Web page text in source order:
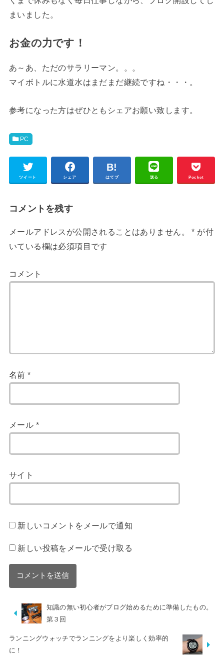
まいました。
お金の力です！
あ～あ、ただのサラリーマン。。。
マイボトルに水道水はまだまだ継続ですね・・・。
参考になった方はぜひともシェアお願い致します。
PC
ツイート シェア はてブ 送る Pocket
コメントを残す
メールアドレスが公開されることはありません。 * が付
いている欄は必須項目です
コメント
名前*
メール *
サイト
新しいコメントをメールで通知
新しい投稿をメールで受け取る
知識の無い初心者がブログ始めるために準備したもの。
第３回
ランニングウォッチでランニングをより楽しく効率的
に！